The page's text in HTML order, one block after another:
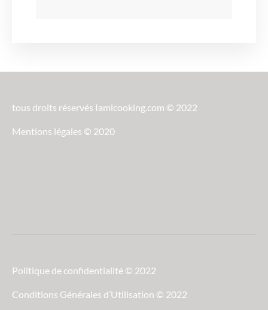
tous droits réservés Iamlcooking.com © 2022
Mentions légales © 2020
Politique de confidentialité © 2022
Conditions Générales d’Utilisation © 2022